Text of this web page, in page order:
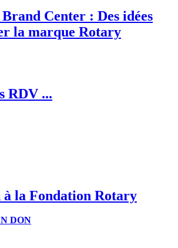
Center : Des idées
la marque Rotary
RDV ...
à la Fondation Rotary
DON